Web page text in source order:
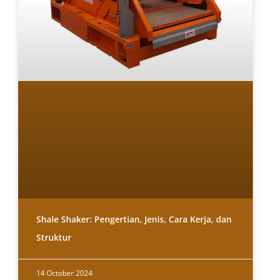
Shale Shaker: Pengertian, Jenis, Cara Kerja, dan
Struktur
14 October 2024